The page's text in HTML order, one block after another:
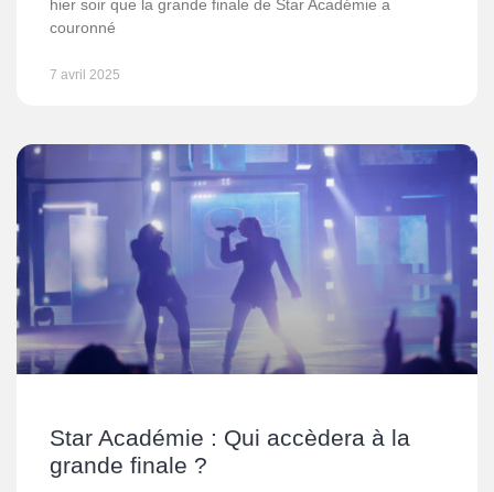
hier soir que la grande finale de Star Académie a
couronné
7 avril 2025
Star Académie : Qui accèdera à la
grande finale ?